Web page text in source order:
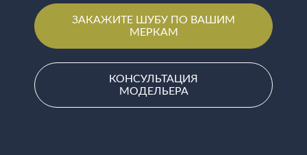
ЗАКАЖИТЕ ШУБУ ПО ВАШИМ
МЕРКАМ
КОНСУЛЬТАЦИЯ
МОДЕЛЬЕРА